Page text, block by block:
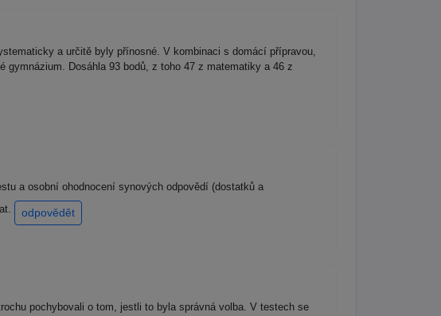
a určitě byly přínosné. V kombinaci s domácí přípravou,
Dosáhla 93 bodů, z toho 47 z matematiky a 46 z
a osobní ohodnocení synových odpovědí (dostatků a
odpovědět
pochybovali o tom, jestli to byla správná volba. V testech se